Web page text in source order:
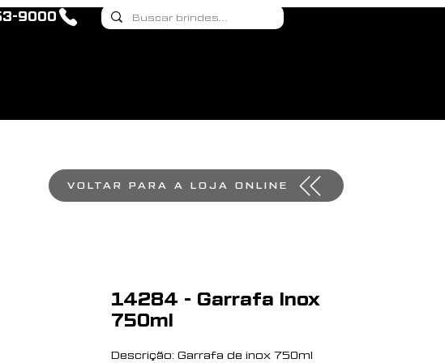
9000
14284 - Garrafa Inox
750ml
Descrição: Garrafa de inox 750ml
VOLTAR PARA A LOJA ONLINE